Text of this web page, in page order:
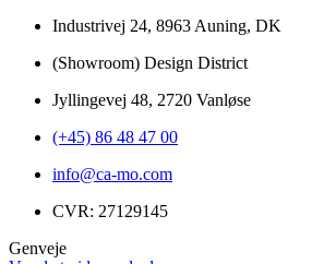
Industrivej 24, 8963 Auning, DK
(Showroom) Design District
Jyllingevej 48, 2720 Vanløse
(+45) 86 48 47 00
info@ca-mo.com
CVR: 27129145
Genveje